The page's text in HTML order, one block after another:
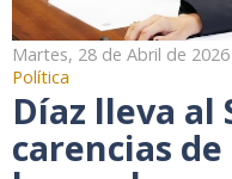
Martes, 28 de Abril de 2026
Política
Díaz lleva al
carencias